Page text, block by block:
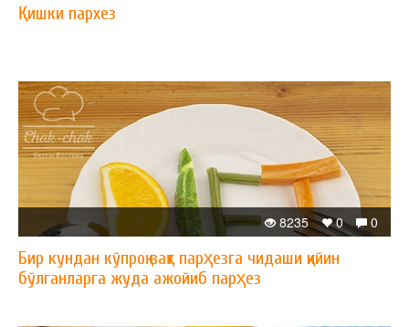
Қишки пархез
0
0
8235
Бир кундан кўпроқ вақт парҳезга чидаши қийин
бўлганларга жуда ажойиб парҳез